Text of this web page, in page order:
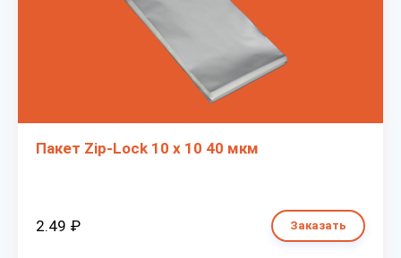
Пакет Zip-Lock 10 х 10 40 мкм
2.49 ₽ Заказать